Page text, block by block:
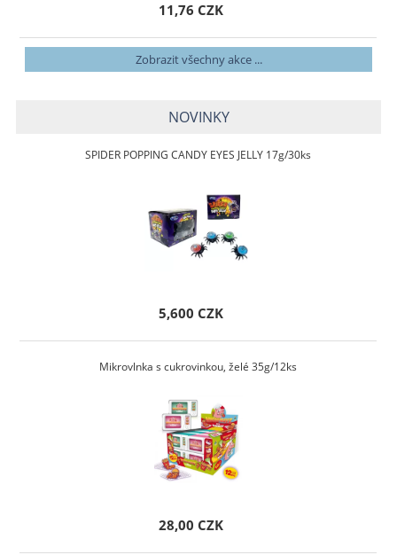
11,76 CZK
Zobrazit všechny akce ...
NOVINKY
SPIDER POPPING CANDY EYES JELLY 17g/30ks
5,600 CZK
Mikrovlnka s cukrovinkou, želé 35g/12ks
28,00 CZK